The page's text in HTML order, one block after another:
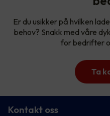
Er du usikker på hvilken
behov? Snakk med våre
for bedrifter
Ta
Kontakt oss